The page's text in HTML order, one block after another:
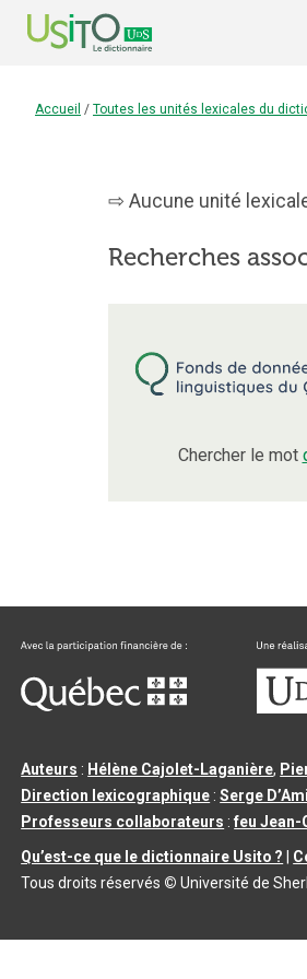
Accueil / Toutes les unités lexicales du
Aucune unité
Recherches
Chercher le mot
Auteurs : Hélène Cajolet-Laganière,
Direction lexicographique :Serge
Professeurs collaborateurs :feu Jean-
Qu’est-ce que le dictionnaire Usito ?
Tous droits réservés © Université de